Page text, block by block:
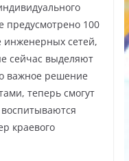
предусмотрено 100
инженерных сетей,
сейчас выделяют
важное решение
теперь смогут
краевого